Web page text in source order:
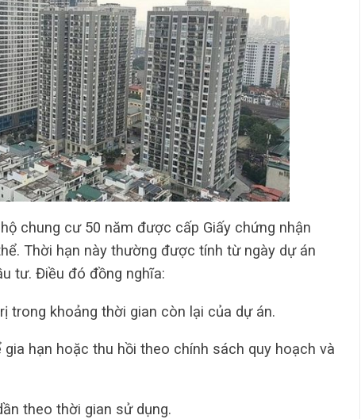
chung cư 50 năm được cấp Giấy chứng nhận
Thời hạn này thường được tính từ ngày dự án
tư. Điều đó đồng nghĩa:
trong khoảng thời gian còn lại của dự án.
hạn hoặc thu hồi theo chính sách quy hoạch và
theo thời gian sử dụng.